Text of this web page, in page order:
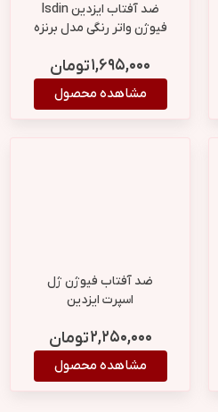
ضد آفتاب ایزدین Isdin
فیوژن واتر رنگی مدل برنزه
۱,۶۹۵,۰۰۰تومان
مشاهده محصول
ضد آفتاب فیوژن ژل
اسپرت ایزدین
۲,۲۵۰,۰۰۰تومان
مشاهده محصول